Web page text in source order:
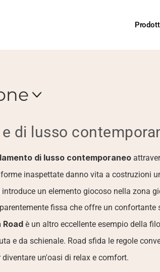
di lusso
di lusso contemporaneo
inaspettate danno vita a costruzioni
introduce un elemento giocoso nella zona
fissa che offre un confortante
è un altro eccellente esempio della
e da schienale. Road sfida le regole
un'oasi di relax e comfort.